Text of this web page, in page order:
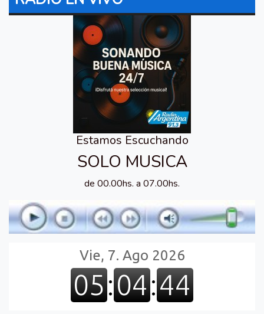
Estamos Escuchando
SOLO MUSICA
de 00.00hs. a 07.00hs.